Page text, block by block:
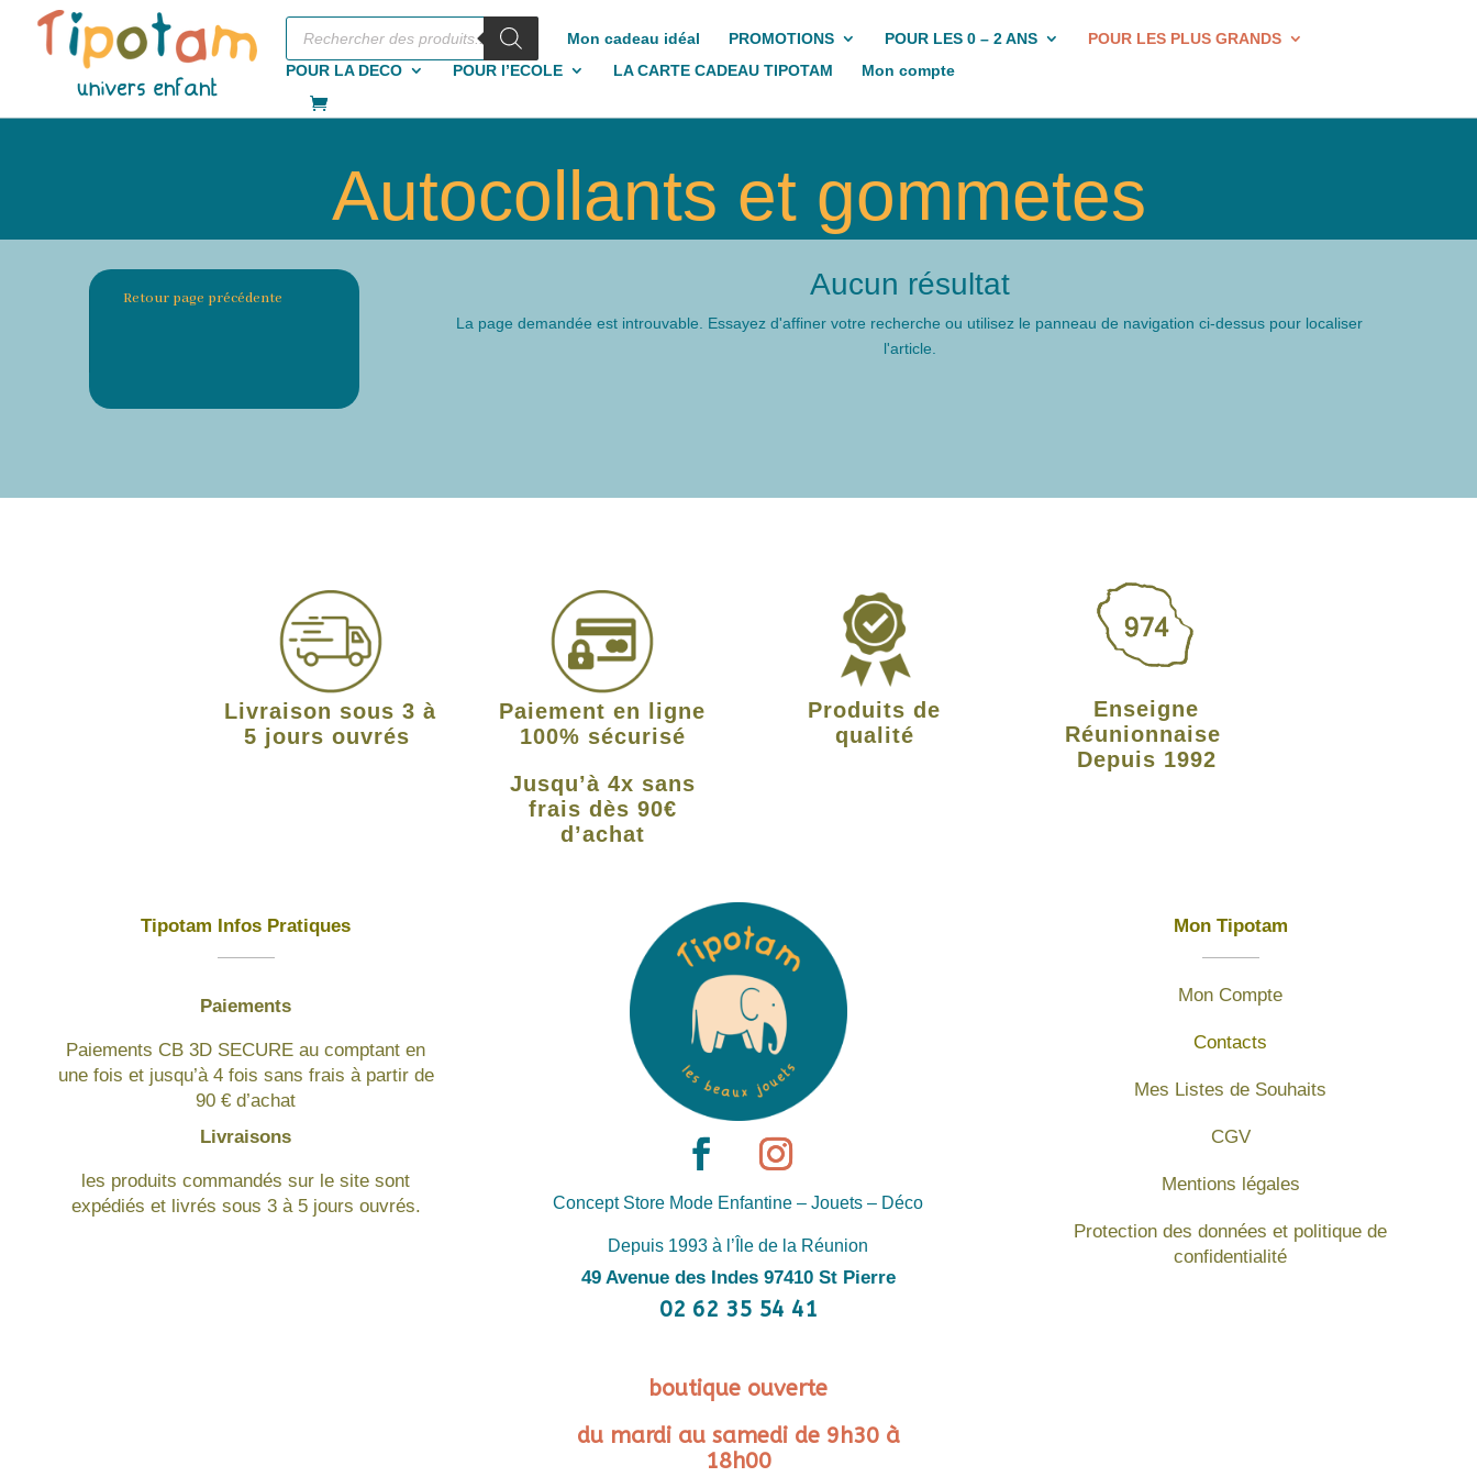
Recherche
produits
Mon cadeau idéal PROMOTIONS POUR LES 0 – 2 ANS
POUR LES PLUS GRANDS
POUR LA DECO
POUR l’ECOLE LA CARTE CADEAU TIPOTAM Mon compte
Autocollants et gommetes
Retour page précédente Aucun résultat
La page demandée est introuvable. Essayez d'affiner votre recherche ou utilisez le panneau de navigation ci-dessus pour localiser
l'article.
Livraison sous 3 à
5 jours ouvrés
Paiement en ligne
100% sécurisé
Jusqu’à 4x sans
frais dès 90€
d’achat
Produits de
qualité
Enseigne
Réunionnaise
Depuis 1992
Tipotam Infos Pratiques
Paiements
Paiements CB 3D SECURE au comptant en
une fois et jusqu’à 4 fois sans frais à partir de
90 € d’achat
Livraisons
les produits commandés sur le site sont
expédiés et livrés sous 3 à 5 jours ouvrés.
Concept Store Mode Enfantine – Jouets – Déco
Depuis 1993 à l’Île de la Réunion
49 Avenue des Indes 97410 St Pierre
02 62 35 54 41
boutique ouverte
du mardi au samedi de 9h30 à
18h00
Mon Tipotam
Mon Compte
Contacts
Mes Listes de Souhaits
CGV
Mentions légales
Protection des données et politique de
confidentialité